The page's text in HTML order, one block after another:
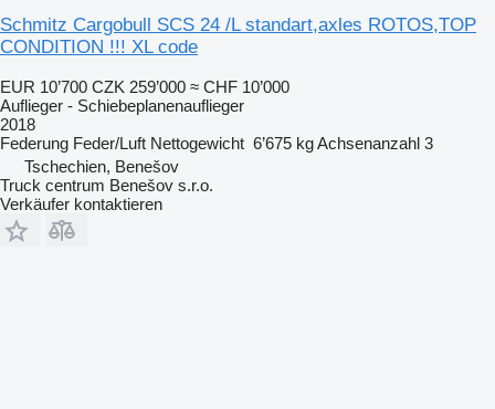
Schmitz Cargobull SCS 24 /L standart,axles ROTOS,TOP
CONDITION !!! XL code
EUR 10’700 CZK 259’000 ≈ CHF 10’000
Auflieger - Schiebeplanenauflieger
2018
Federung Feder/Luft Nettogewicht 6’675 kgAchsenanzahl 3
Tschechien, Benešov
Truck centrum Benešov s.r.o.
Verkäufer kontaktieren